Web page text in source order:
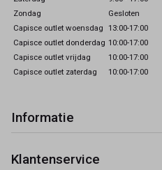
Zondag
Gesloten
Capisce outlet woensdag 13:00-17:00
Capisce outlet donderdag 10:00-17:00
Capisce outlet vrijdag
10:00-17:00
Capisce outlet zaterdag
10:00-17:00
Informatie
Klantenservice